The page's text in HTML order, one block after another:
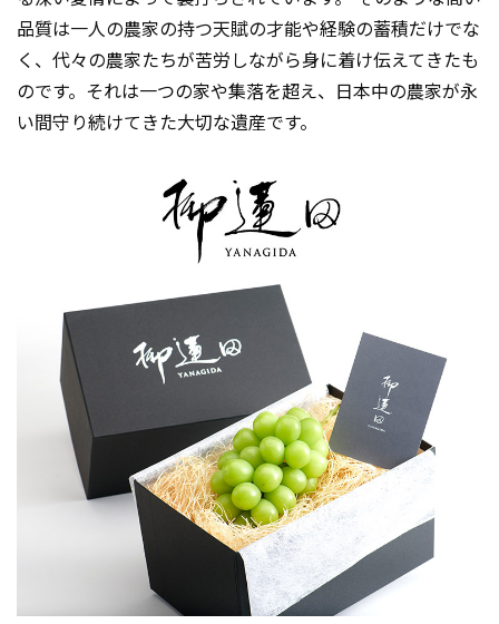
品質は一人の農家の持つ天賦の才能や経験の蓄積だけでな
く、代々の農家たちが苦労しながら身に着け伝えてきたも
のです。それは一つの家や集落を超え、日本中の農家が永
い間守り続けてきた大切な遺産です。